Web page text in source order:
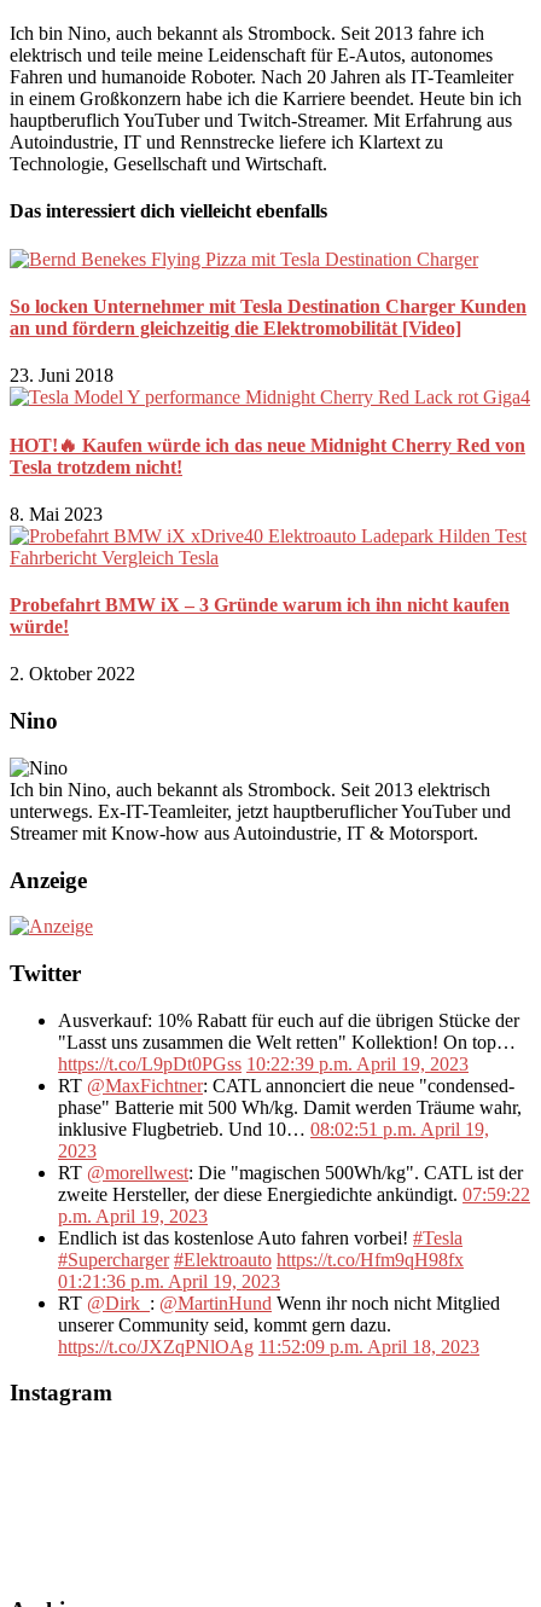
Ich bin Nino, auch bekannt als Strombock. Seit 2013 fahre ich
elektrisch und teile meine Leidenschaft für E-Autos, autonomes
Fahren und humanoide Roboter. Nach 20 Jahren als IT-Teamleiter
in einem Großkonzern habe ich die Karriere beendet. Heute bin ich
hauptberuflich YouTuber und Twitch-Streamer. Mit Erfahrung aus
Autoindustrie, IT und Rennstrecke liefere ich Klartext zu
Technologie, Gesellschaft und Wirtschaft.
Das interessiert dich vielleicht ebenfalls
So locken Unternehmer mit Tesla Destination Charger Kunden
an und fördern gleichzeitig die Elektromobilität [Video]
23. Juni 2018
HOT!🔥 Kaufen würde ich das neue Midnight Cherry Red von
Tesla trotzdem nicht!
8. Mai 2023
Probefahrt BMW iX – 3 Gründe warum ich ihn nicht kaufen
würde!
2. Oktober 2022
Nino
Ich bin Nino, auch bekannt als Strombock. Seit 2013 elektrisch
unterwegs. Ex-IT-Teamleiter, jetzt hauptberuflicher YouTuber und
Streamer mit Know-how aus Autoindustrie, IT & Motorsport.
Anzeige
Twitter
Ausverkauf: 10% Rabatt für euch auf die übrigen Stücke der
"Lasst uns zusammen die Welt retten" Kollektion! On top…
https://t.co/L9pDt0PGss 10:22:39 p.m. April 19, 2023
RT @MaxFichtner: CATL annonciert die neue "condensed-
phase" Batterie mit 500 Wh/kg. Damit werden Träume wahr,
inklusive Flugbetrieb. Und 10… 08:02:51 p.m. April 19,
2023
RT @morellwest: Die "magischen 500Wh/kg". CATL ist der
zweite Hersteller, der diese Energiedichte ankündigt. 07:59:22
p.m. April 19, 2023
Endlich ist das kostenlose Auto fahren vorbei! #Tesla
#Supercharger #Elektroauto https://t.co/Hfm9qH98fx
01:21:36 p.m. April 19, 2023
RT @Dirk_ : @MartinHund Wenn ihr noch nicht Mitglied
unserer Community seid, kommt gern dazu.
https://t.co/JXZqPNlOAg 11:52:09 p.m. April 18, 2023
Instagram